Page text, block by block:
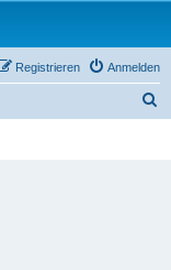
Anmelden
Registrieren